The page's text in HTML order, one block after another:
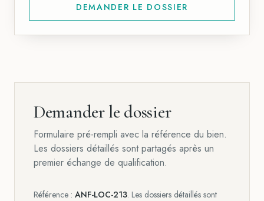
DEMANDER LE DOSSIER
Demander le dossier
Formulaire pré-rempli avec la référence du bien.
Les dossiers détaillés sont partagés après un
premier échange de qualification.
Référence : ANF-LOC-213. Les dossiers détaillés sont